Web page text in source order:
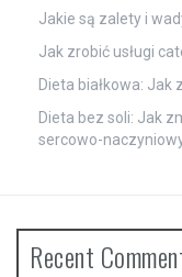
Jakie są zalety i
Jak zrobić usługi
Dieta białkowa:
Dieta bez soli: Jak
sercowo-
Recent